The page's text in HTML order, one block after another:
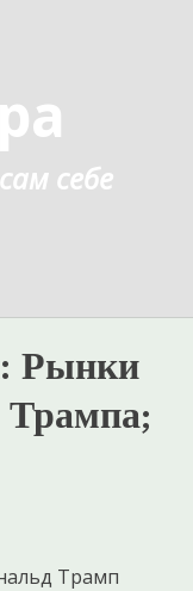
себе
Рынки
Трамп